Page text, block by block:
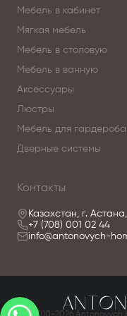
Мебель в кабинет
Мягкая мебель
Мебель в столовую
Мебель в ванную
Аксессуары
Люстры
Мебель для гардероба
Дверные системы
Контакты
Казахстан, г.
+7 (708) 001 02 44
info@antonovych-